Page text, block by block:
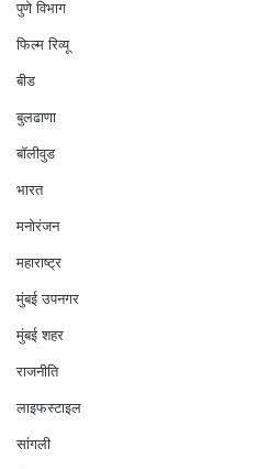
पुणे विभाग
फिल्म रिव्यू
बीड
बुलढाणा
बॉलीवुड
भारत
मनोरंजन
महाराष्ट्र
मुंबई उपनगर
मुंबई शहर
राजनीति
लाइफस्टाइल
सांगली